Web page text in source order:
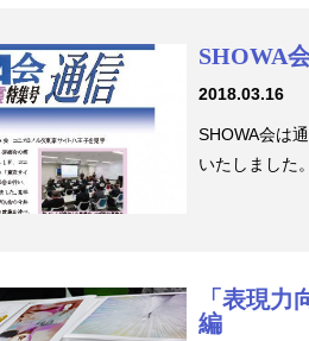
SHOWA
2018.03.16
SHOWA会は
いたしました。
「表現
編